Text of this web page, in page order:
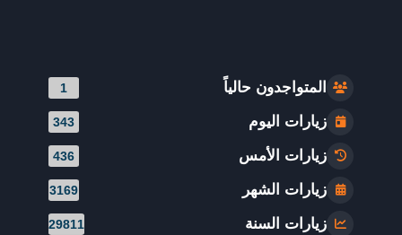
المتواجدون حالياً 1
زيارات اليوم 343
زيارات الأمس 436
زيارات الشهر 3169
زيارات السنة 29811